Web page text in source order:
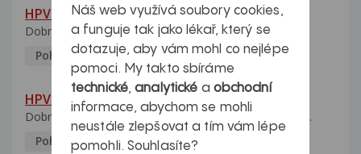
HPV pozitivní manželka
Dobrý den, manželka po xx letech přivezla z Východu...
Pohlavní nemoci
5.10.2023
HPV typ 52 u partnerky
Dobrý deň prajem. Prosím Vás ako sa dá vyliečiť vírus...
Pohlavní nemoci
5.10.2023
Náš web využívá soubory cookies,
a funguje tak jako lékař, který se
dotazuje, aby vám mohl co nejlépe
pomoci. My takto sbíráme
technické,analytické a obchodní
informace, abychom se mohli
neustále zlepšovat a tím vám lépe
pomohli. Souhlasíte?